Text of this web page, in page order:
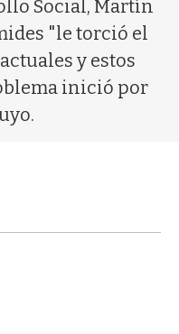
Social, Martín
"le torció el
y estos
inició por